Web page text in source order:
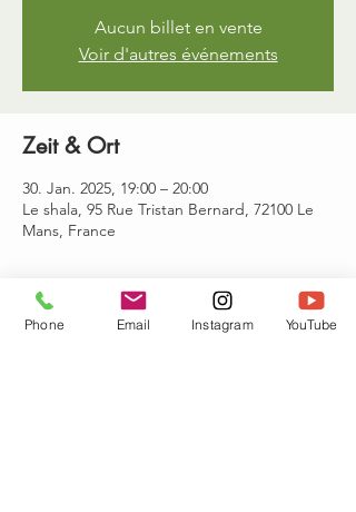
Aucun billet en vente
Voir d'autres événements
Zeit & Ort
30. Jan. 2025, 19:00 – 20:00
Le shala, 95 Rue Tristan Bernard, 72100 Le
Mans, France
Gäste
Phone Email Instagram YouTube